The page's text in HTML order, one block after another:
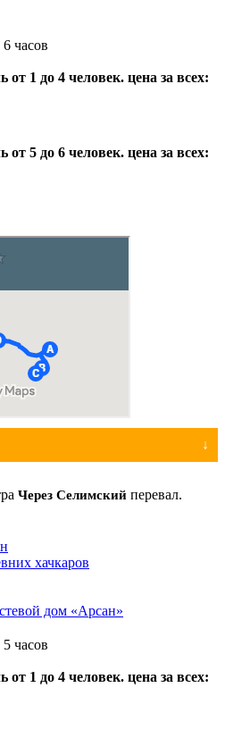
часов
Через Селимский перевал.
хачкаров
дом «Арсан»
часов